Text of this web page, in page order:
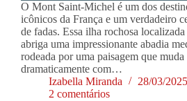
O Mont Saint-Michel é um dos
icônicos da França e um verdadeiro
de fadas. Essa ilha rochosa
abriga uma impressionante abadia
rodeada por uma paisagem que muda
dramaticamente com…
Izabella Miranda
28/03/2025
2 comentários